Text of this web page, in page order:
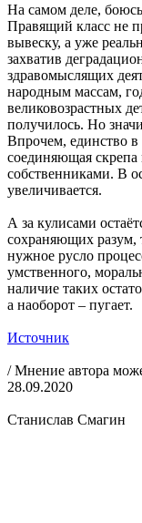
На самом деле,
Правящий класс не
вывеску, а уже
захватив
здравомыслящих
народным массам,
великовозрастных
получилось. Но
Впрочем, единство в
соединяющая скрепа
собственниками. В
увеличивается.
А за кулисами
сохраняющих разум,
нужное русло
умственного,
наличие таких
а наоборот – пугает.
Источник
/ Мнение автора
28.09.2020
Станислав Смагин